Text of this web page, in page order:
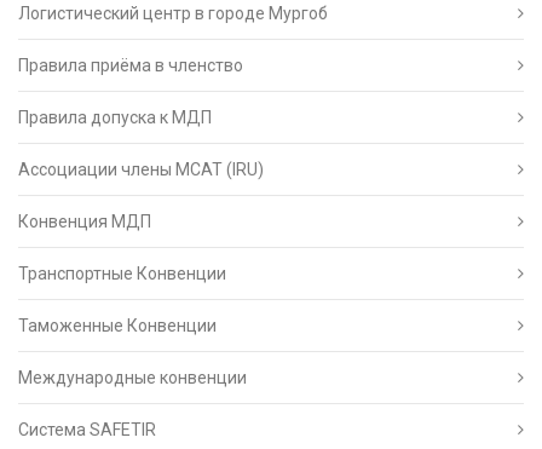
Логистический центр в городе Мургоб
Правила приёма в членство
Правила допуска к МДП
Ассоциации члены МСАТ (IRU)
Конвенция МДП
Транспортные Конвенции
Таможенные Конвенции
Международные конвенции
Система SAFETIR